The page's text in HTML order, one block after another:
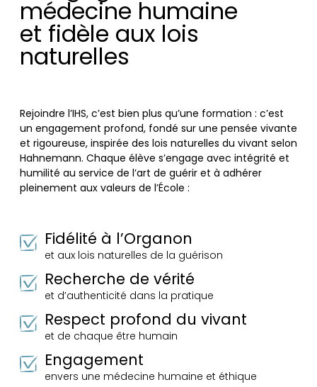
médecine humaine
et fidèle aux lois
naturelles
Rejoindre l’IHS, c’est bien plus qu’une formation : c’est
un engagement profond, fondé sur une pensée vivante
et rigoureuse, inspirée des lois naturelles du vivant selon
Hahnemann. Chaque élève s’engage avec intégrité et
humilité au service de l’art de guérir et à adhérer
pleinement aux valeurs de l’École :
Fidélité à l’Organon
et aux lois naturelles de la guérison
Recherche de vérité
et d’authenticité dans la pratique
Respect profond du vivant
et de chaque être humain
Engagement
envers une médecine humaine et éthique